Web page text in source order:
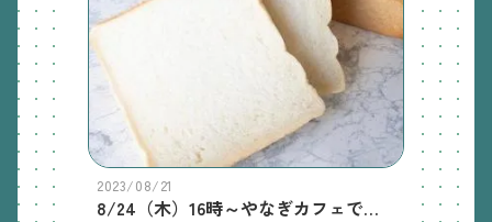
2023/08/21
8/24（木）16時～やなぎカフェで「角屋」のパン販売